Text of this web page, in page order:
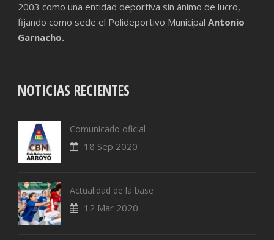
2003 como una entidad deportiva sin ánimo de lucro,
fijando como sede el Polideportivo Municipal Antonio
Garnacho.
NOTICIAS RECIENTES
Comunicado oficial
18 Sep 2020
Actualidad de la base
12 Mar 2020